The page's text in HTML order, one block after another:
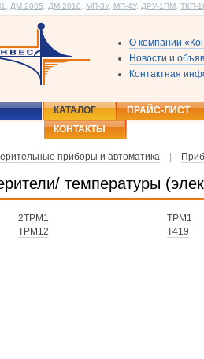
ДМ 2005 ДМ 2010 МП-3У, МП-4У, ДРУ-1ПМ ТКП-
О компании
Новости и
Контактная
КАТАЛОГ
ПРАЙС-ЛИСТ
КОНТАКТЫ
приборы и автоматика
температуры
2ТРМ1
ТРМ12
ТРМ1
Т419